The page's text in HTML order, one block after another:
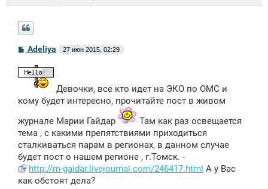
С
о
б
н
и
Adeliya 27 июн 2015, 02:29
Девочки, все кто идет на ЭКО по ОМС и
кому будет интересно, прочитайте пост в живом
журнале Марии Гайдар
Там как раз освещается
тема , с какими препятствиями приходиться
сталкиваться парам в регионах, в данном случае
будет пост о нашем регионе , г.Томск. -
http://m-gaidar.livejournal.com/246417.html А у Вас
как обстоят дела?